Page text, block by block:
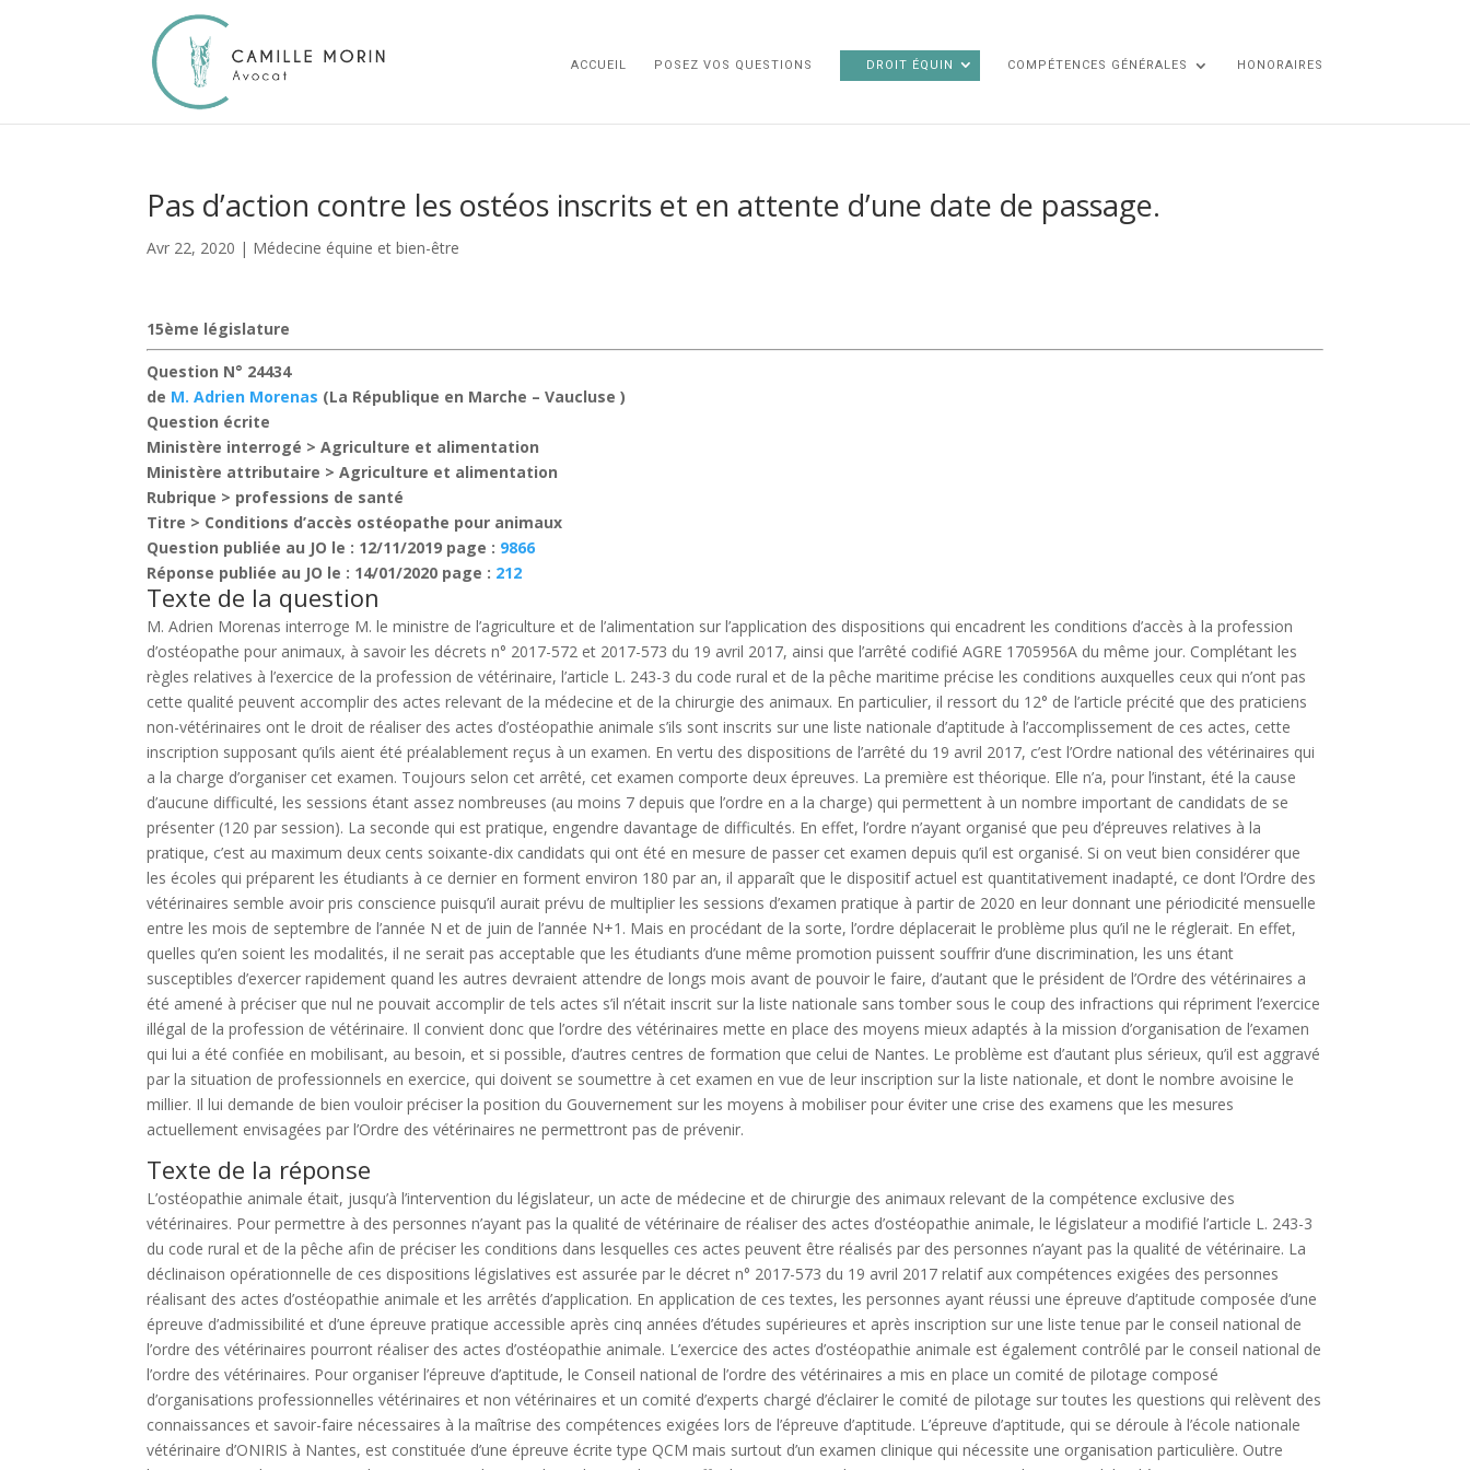
ACCUEIL POSEZ VOS QUESTIONS DROIT ÉQUIN COMPÉTENCES GÉNÉRALES HONORAIRES
Pas d’action contre les ostéos inscrits et en attente d’une date de passage.
Avr 22, 2020 | Médecine équine et bien-être
15ème législature
Question N° 24434
de M. Adrien Morenas (La République en Marche – Vaucluse )
Question écrite
Ministère interrogé >Agriculture et alimentation
Ministère attributaire >Agriculture et alimentation
Rubrique > professions de santé
Titre > Conditions d’accès ostéopathe pour animaux
Question publiée au JO le : 12/11/2019 page : 9866
Réponse publiée au JO le : 14/01/2020 page : 212
Texte de la question
M. Adrien Morenas interroge M. le ministre de l’agriculture et de l’alimentation sur l’application des dispositions qui encadrent les conditions d’accès à la profession
d’ostéopathe pour animaux, à savoir les décrets n° 2017-572 et 2017-573 du 19 avril 2017, ainsi que l’arrêté codifié AGRE 1705956A du même jour. Complétant les
règles relatives à l’exercice de la profession de vétérinaire, l’article L. 243-3 du code rural et de la pêche maritime précise les conditions auxquelles ceux qui n’ont pas
cette qualité peuvent accomplir des actes relevant de la médecine et de la chirurgie des animaux. En particulier, il ressort du 12° de l’article précité que des praticiens
non-vétérinaires ont le droit de réaliser des actes d’ostéopathie animale s’ils sont inscrits sur une liste nationale d’aptitude à l’accomplissement de ces actes, cette
inscription supposant qu’ils aient été préalablement reçus à un examen. En vertu des dispositions de l’arrêté du 19 avril 2017, c’est l’Ordre national des vétérinaires qui
a la charge d’organiser cet examen. Toujours selon cet arrêté, cet examen comporte deux épreuves. La première est théorique. Elle n’a, pour l’instant, été la cause
d’aucune difficulté, les sessions étant assez nombreuses (au moins 7 depuis que l’ordre en a la charge) qui permettent à un nombre important de candidats de se
présenter (120 par session). La seconde qui est pratique, engendre davantage de difficultés. En effet, l’ordre n’ayant organisé que peu d’épreuves relatives à la
pratique, c’est au maximum deux cents soixante-dix candidats qui ont été en mesure de passer cet examen depuis qu’il est organisé. Si on veut bien considérer que
les écoles qui préparent les étudiants à ce dernier en forment environ 180 par an, il apparaît que le dispositif actuel est quantitativement inadapté, ce dont l’Ordre des
vétérinaires semble avoir pris conscience puisqu’il aurait prévu de multiplier les sessions d’examen pratique à partir de 2020 en leur donnant une périodicité mensuelle
entre les mois de septembre de l’année N et de juin de l’année N+1. Mais en procédant de la sorte, l’ordre déplacerait le problème plus qu’il ne le réglerait. En effet,
quelles qu’en soient les modalités, il ne serait pas acceptable que les étudiants d’une même promotion puissent souffrir d’une discrimination, les uns étant
susceptibles d’exercer rapidement quand les autres devraient attendre de longs mois avant de pouvoir le faire, d’autant que le président de l’Ordre des vétérinaires a
été amené à préciser que nul ne pouvait accomplir de tels actes s’il n’était inscrit sur la liste nationale sans tomber sous le coup des infractions qui répriment l’exercice
illégal de la profession de vétérinaire. Il convient donc que l’ordre des vétérinaires mette en place des moyens mieux adaptés à la mission d’organisation de l’examen
qui lui a été confiée en mobilisant, au besoin, et si possible, d’autres centres de formation que celui de Nantes. Le problème est d’autant plus sérieux, qu’il est aggravé
par la situation de professionnels en exercice, qui doivent se soumettre à cet examen en vue de leur inscription sur la liste nationale, et dont le nombre avoisine le
millier. Il lui demande de bien vouloir préciser la position du Gouvernement sur les moyens à mobiliser pour éviter une crise des examens que les mesures
actuellement envisagées par l’Ordre des vétérinaires ne permettront pas de prévenir.
Texte de la réponse
L’ostéopathie animale était, jusqu’à l’intervention du législateur, un acte de médecine et de chirurgie des animaux relevant de la compétence exclusive des
vétérinaires. Pour permettre à des personnes n’ayant pas la qualité de vétérinaire de réaliser des actes d’ostéopathie animale, le législateur a modifié l’article L. 243-3
du code rural et de la pêche afin de préciser les conditions dans lesquelles ces actes peuvent être réalisés par des personnes n’ayant pas la qualité de vétérinaire. La
déclinaison opérationnelle de ces dispositions législatives est assurée par le décret n° 2017-573 du 19 avril 2017 relatif aux compétences exigées des personnes
réalisant des actes d’ostéopathie animale et les arrêtés d’application. En application de ces textes, les personnes ayant réussi une épreuve d’aptitude composée d’une
épreuve d’admissibilité et d’une épreuve pratique accessible après cinq années d’études supérieures et après inscription sur une liste tenue par le conseil national de
l’ordre des vétérinaires pourront réaliser des actes d’ostéopathie animale. L’exercice des actes d’ostéopathie animale est également contrôlé par le conseil national de
l’ordre des vétérinaires. Pour organiser l’épreuve d’aptitude, le Conseil national de l’ordre des vétérinaires a mis en place un comité de pilotage composé
d’organisations professionnelles vétérinaires et non vétérinaires et un comité d’experts chargé d’éclairer le comité de pilotage sur toutes les questions qui relèvent des
connaissances et savoir-faire nécessaires à la maîtrise des compétences exigées lors de l’épreuve d’aptitude. L’épreuve d’aptitude, qui se déroule à l’école nationale
vétérinaire d’ONIRIS à Nantes, est constituée d’une épreuve écrite type QCM mais surtout d’un examen clinique qui nécessite une organisation particulière. Outre